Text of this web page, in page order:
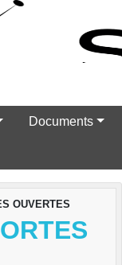
Documents
OUVERTES